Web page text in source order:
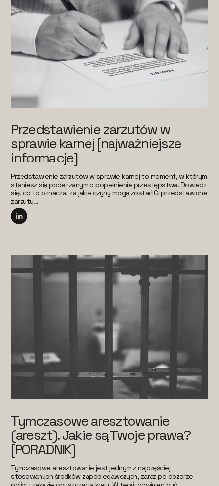
Przedstawienie zarzutów w
sprawie karnej [najważniejsze
informacje]
Przedstawienie zarzutów w sprawie karnej to moment, w którym
staniesz się podejrzanym o popełnienie przestępstwa. Dowiedz
się, co to oznacza, za jakie czyny mogą zostać Ci przedstawione
zarzuty...
Tymczasowe aresztowanie
(areszt). Jakie są Twoje prawa?
[PORADNIK]
Tymczasowe aresztowanie jest jednym z najczęściej
stosowanych środków zapobiegawczych, zaraz po dozorze